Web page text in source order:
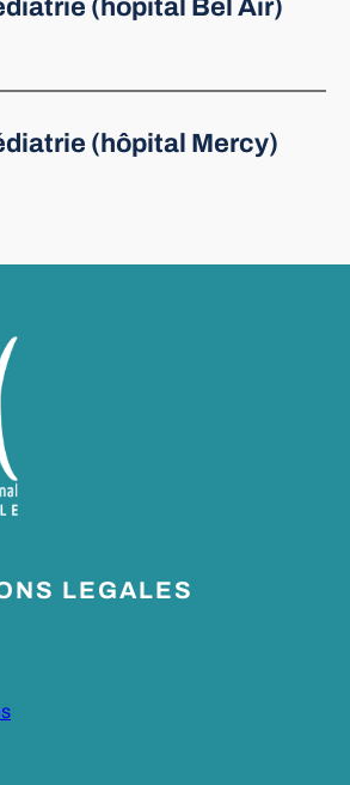
(hôpital Bel Air)
(hôpital Mercy)
LEGALES